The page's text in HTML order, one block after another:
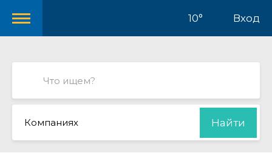
10° Вход
Компаниях Найти